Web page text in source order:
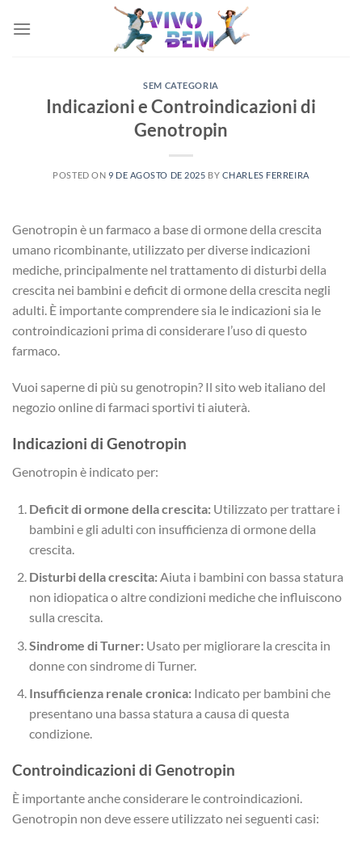
SEM CATEGORIA
Indicazioni e Controindicazioni di
Genotropin
POSTED ON 9 DE AGOSTO DE 2025 BY CHARLES FERREIRA
Genotropin è un farmaco a base di ormone della crescita
umano ricombinante, utilizzato per diverse indicazioni
mediche, principalmente nel trattamento di disturbi della
crescita nei bambini e deficit di ormone della crescita negli
adulti. È importante comprendere sia le indicazioni sia le
controindicazioni prima di considerare l’uso di questo
farmaco.
Vuoi saperne di più su genotropin? Il sito web italiano del
negozio online di farmaci sportivi ti aiuterà.
Indicazioni di Genotropin
Genotropin è indicato per:
Deficit di ormone della crescita:Utilizzato per trattare i
bambini e gli adulti con insufficienza di ormone della
crescita.
Disturbi della crescita:Aiuta i bambini con bassa statura
non idiopatica o altre condizioni mediche che influiscono
sulla crescita.
Sindrome di Turner:Usato per migliorare la crescita in
donne con sindrome di Turner.
Insufficienza renale cronica:Indicato per bambini che
presentano una bassa statura a causa di questa
condizione.
Controindicazioni di Genotropin
È importante anche considerare le controindicazioni.
Genotropin non deve essere utilizzato nei seguenti casi: